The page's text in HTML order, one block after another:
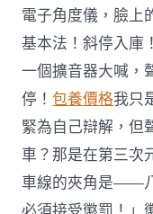
電子角度儀，臉上
基本法！斜停入庫
一個擴音器大喊，
停！包養價格我只
緊為自己辯解，但
車？那是在第三次
車線的夾角是——